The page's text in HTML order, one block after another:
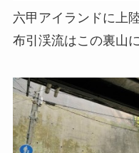
六甲アイランドに上
布引渓流はこの裏山に